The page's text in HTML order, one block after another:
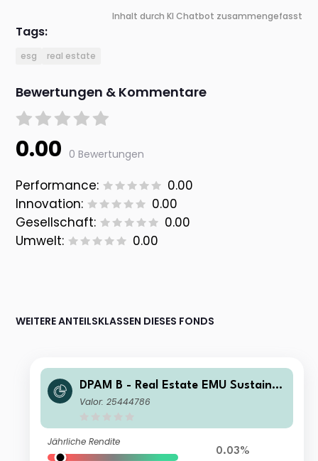
Inhalt durch KI Chatbot zusammengefasst
Tags:
esg real estate
Bewertungen & Kommentare
0.00 0 Bewertungen
Performance:
0.00
Innovation:
0.00
Gesellschaft:
0.00
Umwelt:
0.00
WEITERE ANTEILSKLASSEN DIESES FONDS
DPAM B - Real Estate EMU Sustaina
ble F EUR Cap
Valor: 25444786
Jährliche Rendite
0.03%